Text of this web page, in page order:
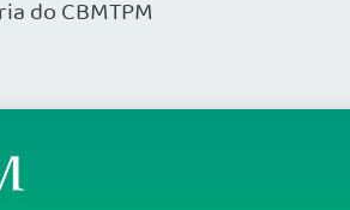
do CBMTPM